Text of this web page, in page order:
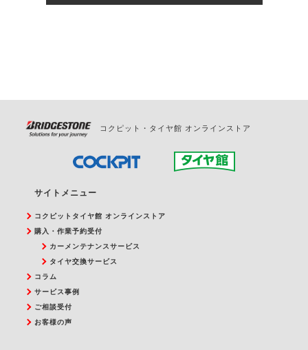
の日時変更につきましては、直接ご予約の店舗まで
コクピット・タイヤ館 オンラインストア
サイトメニュー
コクピットタイヤ館 オンラインストア
購入・作業予約受付
カーメンテナンスサービス
タイヤ交換サービス
コラム
サービス事例
ご相談受付
お客様の声